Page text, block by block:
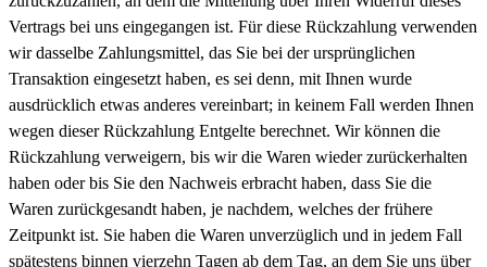
Vertrags bei uns eingegangen ist. Für diese Rückzahlung verwenden
wir dasselbe Zahlungsmittel, das Sie bei der ursprünglichen
Transaktion eingesetzt haben, es sei denn, mit Ihnen wurde
ausdrücklich etwas anderes vereinbart; in keinem Fall werden Ihnen
wegen dieser Rückzahlung Entgelte berechnet. Wir können die
Rückzahlung verweigern, bis wir die Waren wieder zurückerhalten
haben oder bis Sie den Nachweis erbracht haben, dass Sie die
Waren zurückgesandt haben, je nachdem, welches der frühere
Zeitpunkt ist. Sie haben die Waren unverzüglich und in jedem Fall
spätestens binnen vierzehn Tagen ab dem Tag, an dem Sie uns über